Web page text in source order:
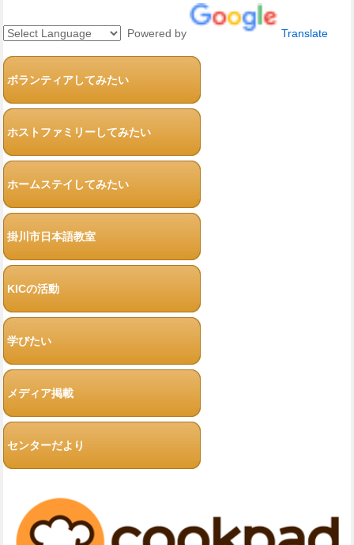
Powered by Translate
ボランティアしてみたい
ホストファミリーしてみたい
ホームステイしてみたい
掛川市日本語教室
KICの活動
学びたい
メディア掲載
センターだより